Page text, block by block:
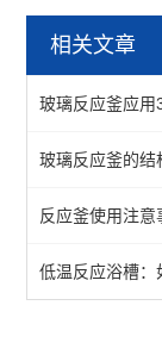
单层玻璃反
相关文章
玻璃反应釜应用
玻璃反应釜的结
反应釜使用注
低温反应浴槽：